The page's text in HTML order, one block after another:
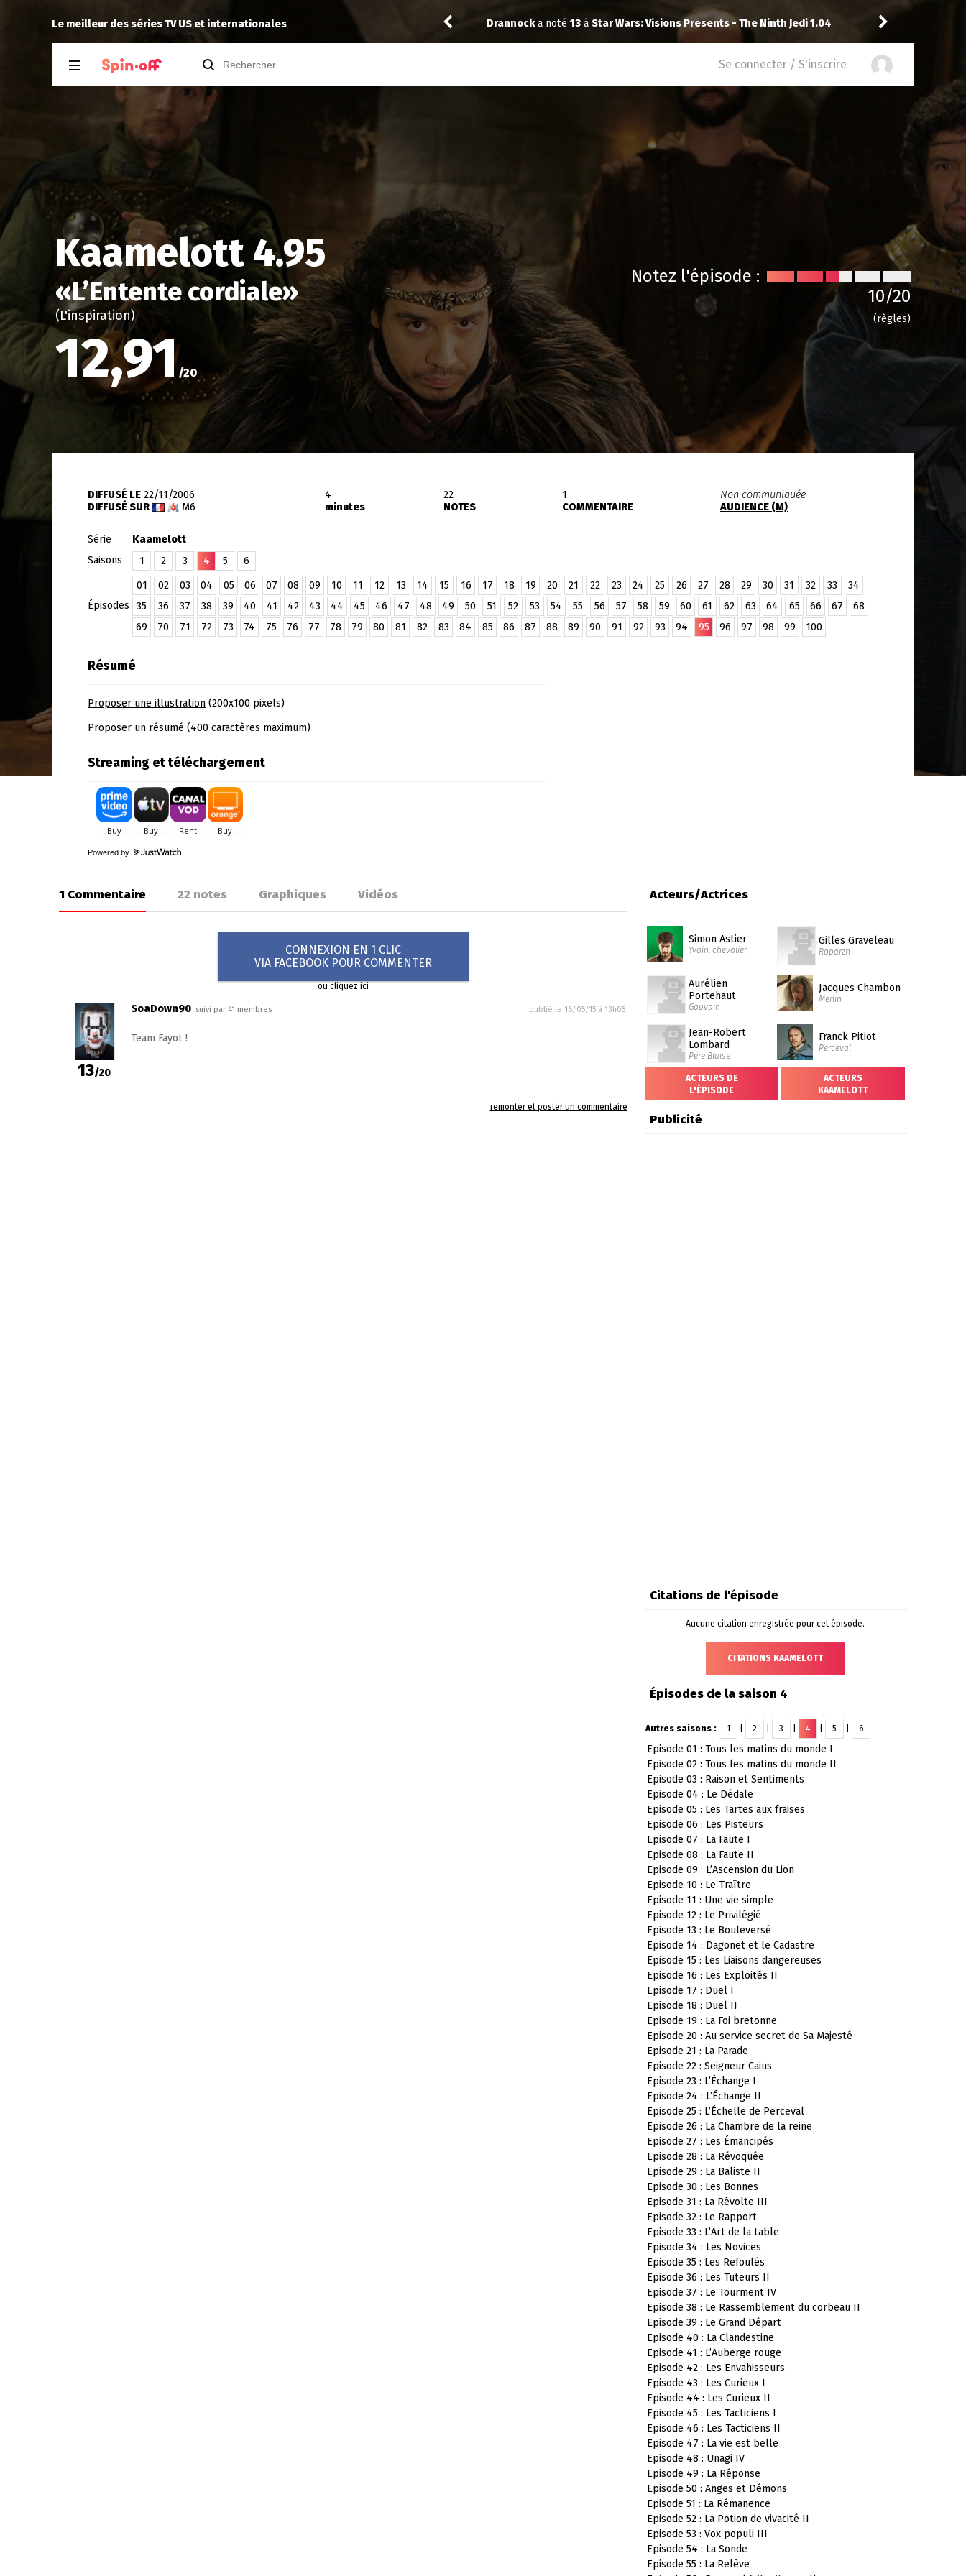
Le meilleur des séries TV US et internationales
Drannock a noté13àStar Wars: Visions Presents - The Ninth Jedi 1.04 Jeje_650a noté13àMy Adventures With Superman 3.09 Drannock
Se connecter / S'inscrire
Kaamelott 4.95
«L’Entente cordiale»
(L'inspiration)
12,91/20
Notez l'épisode :
10/20
(règles)
DIFFUSÉ LE 22/11/2006
DIFFUSÉ SUR
M6
4
minutes
22
NOTES
1
COMMENTAIRE
Non communiquée
AUDIENCE (M)
Série
Kaamelott
Saisons
1 2 3 4 5 6
Épisodes
01 02 03 04 05 06 07 08 09 10 11 12 13 14 15 16 17 18 19 20 21 22 23 24 25 26 27 28 29 30 31 32 33
34
35
36 37 38 39 40 41 42 43 44 45 46 47 48 49 50 51 52 53 54 55 56 57 58 59 60 61 62 63 64 65 66 67
68
69
70 71 72 73 74 75 76 77 78 79 80 81 82 83 84 85 86 87 88 89 90 91 92 93 94 95 96 97 98 99 100
Résumé
Proposer une illustration (200x100 pixels)
Proposer un résumé (400 caractères maximum)
Streaming et téléchargement
Powered by
1 Commentaire 22 notes Graphiques Vidéos
CONNEXION EN 1 CLIC
VIA FACEBOOK POUR COMMENTER
oucliquez ici
13/20
SoaDown90 suivi par 41 membres publié le 16/05/15 à 13h05
Team Fayot !
remonter et poster un commentaire
Acteurs/Actrices
Simon Astier
Yvain, chevalier
Gilles Graveleau
Roparzh
Aurélien
Portehaut
Gauvain
Jacques Chambon
Merlin
Jean-Robert
Lombard
Père Blaise
Franck Pitiot
Perceval
ACTEURS DE
L'ÉPISODE
ACTEURS
KAAMELOTT
Publicité
Citations de l'épisode
Aucune citation enregistrée pour cet épisode.
CITATIONS KAAMELOTT
Épisodes de la saison 4
Autres saisons : 1 2 3 4 5 6
Episode 01 : Tous les matins du monde I
Episode 02 : Tous les matins du monde II
Episode 03 : Raison et Sentiments
Episode 04 : Le Dédale
Episode 05 : Les Tartes aux fraises
Episode 06 : Les Pisteurs
Episode 07 : La Faute I
Episode 08 : La Faute II
Episode 09 : L’Ascension du Lion
Episode 10 : Le Traître
Episode 11 : Une vie simple
Episode 12 : Le Privilégié
Episode 13 : Le Bouleversé
Episode 14 : Dagonet et le Cadastre
Episode 15 : Les Liaisons dangereuses
Episode 16 : Les Exploités II
Episode 17 : Duel I
Episode 18 : Duel II
Episode 19 : La Foi bretonne
Episode 20 : Au service secret de Sa Majesté
Episode 21 : La Parade
Episode 22 : Seigneur Caius
Episode 23 : L’Échange I
Episode 24 : L’Échange II
Episode 25 : L’Échelle de Perceval
Episode 26 : La Chambre de la reine
Episode 27 : Les Émancipés
Episode 28 : La Révoquée
Episode 29 : La Baliste II
Episode 30 : Les Bonnes
Episode 31 : La Révolte III
Episode 32 : Le Rapport
Episode 33 : L’Art de la table
Episode 34 : Les Novices
Episode 35 : Les Refoulés
Episode 36 : Les Tuteurs II
Episode 37 : Le Tourment IV
Episode 38 : Le Rassemblement du corbeau II
Episode 39 : Le Grand Départ
Episode 40 : La Clandestine
Episode 41 : L’Auberge rouge
Episode 42 : Les Envahisseurs
Episode 43 : Les Curieux I
Episode 44 : Les Curieux II
Episode 45 : Les Tacticiens I
Episode 46 : Les Tacticiens II
Episode 47 : La vie est belle
Episode 48 : Unagi IV
Episode 49 : La Réponse
Episode 50 : Anges et Démons
Episode 51 : La Rémanence
Episode 52 : La Potion de vivacité II
Episode 53 : Vox populi III
Episode 54 : La Sonde
Episode 55 : La Relève